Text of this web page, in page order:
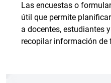
Las encuestas o
útil que permite
a docentes, estudiantes
recopilar información de